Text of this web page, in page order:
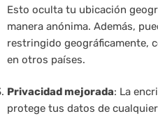
Esto oculta tu ubicación
manera anónima. Además,
restringido geográficamente,
en otros países.
Privacidad mejorada: La
protege tus datos de